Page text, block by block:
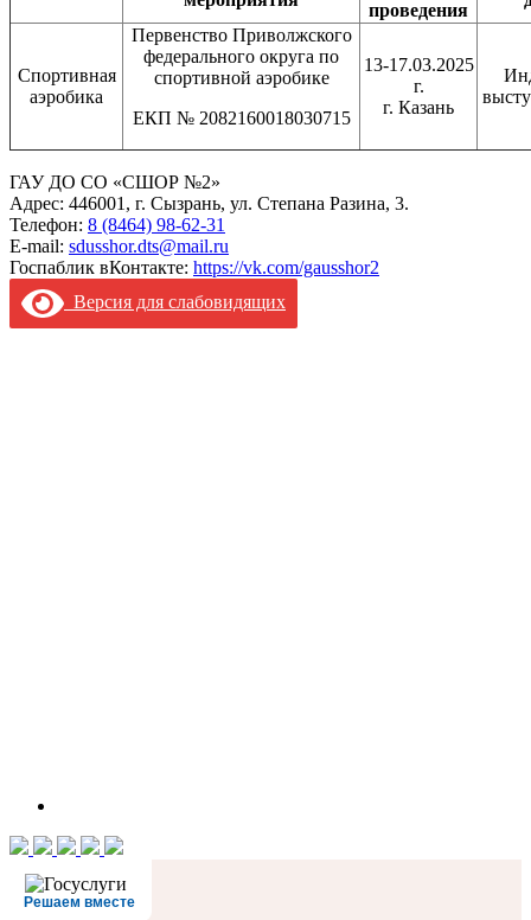
проведения
Спортивная
аэробика
Первенство Приволжского
федерального округа по
спортивной аэробике
ЕКП № 2082160018030715
13-17.03.2025
г.
г. Казань
ГАУ ДО СО «СШОР №2»
Адрес: 446001, г. Сызрань, ул. Степана Разина, 3.
Телефон: 8 (8464) 98-62-31
E-mail: sdusshor.dts@mail.ru
Госпаблик вКонтакте: https://vk.com/gausshor2
Версия для слабовидящих
Решаем вместе